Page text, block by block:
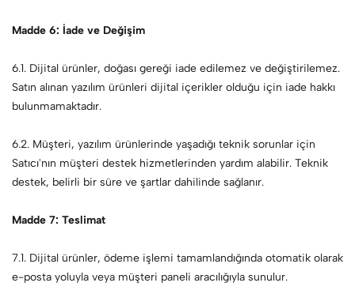
Madde 6: İade ve Değişim
6.1. Dijital ürünler, doğası gereği iade edilemez ve değiştirilemez.
Satın alınan yazılım ürünleri dijital içerikler olduğu için iade hakkı
bulunmamaktadır.
6.2. Müşteri, yazılım ürünlerinde yaşadığı teknik sorunlar için
Satıcı'nın müşteri destek hizmetlerinden yardım alabilir. Teknik
destek, belirli bir süre ve şartlar dahilinde sağlanır.
Madde 7: Teslimat
7.1. Dijital ürünler, ödeme işlemi tamamlandığında otomatik olarak
e-posta yoluyla veya müşteri paneli aracılığıyla sunulur.